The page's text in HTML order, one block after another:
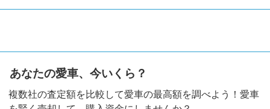
あなたの愛車、今いくら？
複数社の査定額を比較して愛車の最高額を調べよう！愛車